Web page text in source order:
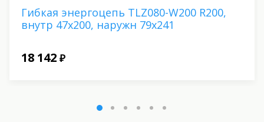
Гибкая энергоцепь TLZ080-W200 R200,
внутр 47х200, наружн 79х241
18 142 ₽